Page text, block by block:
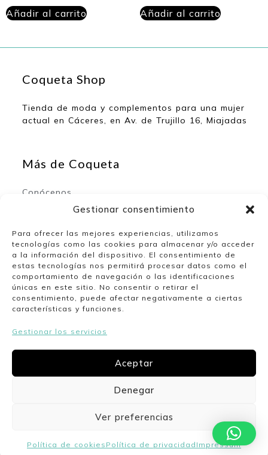
Gestionar consentimiento
Para ofrecer las mejores experiencias, utilizamos
tecnologías como las cookies para almacenar y/o acceder
a la información del dispositivo. El consentimiento de
estas tecnologías nos permitirá procesar datos como el
comportamiento de navegación o las identificaciones
únicas en este sitio. No consentir o retirar el
consentimiento, puede afectar negativamente a ciertas
características y funciones.
Gestionar los servicios
Aceptar
Denegar
Ver preferencias
Política de cookies Política de privacidad Impressum
Añadir al carrito Añadir al carrito
Coqueta Shop
Tienda de moda y complementos para una mujer
actual en Cáceres, en Av. de Trujillo 16, Miajadas
Más de Coqueta
Conócenos
Mi espacio
Mi cuenta
Lista de deseos
Nuestro horario
Lunes a viernes de 10:00 a 13:30 y de 17:00 a
20:00. Sábados de 10:00 a 14:00.
Politica de privacidadEnvíos y devoluciones
CoquetaShopDesarrollado by Aritz Design